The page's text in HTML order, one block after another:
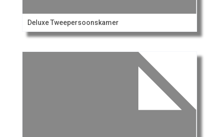
Deluxe Tweepersoonskamer